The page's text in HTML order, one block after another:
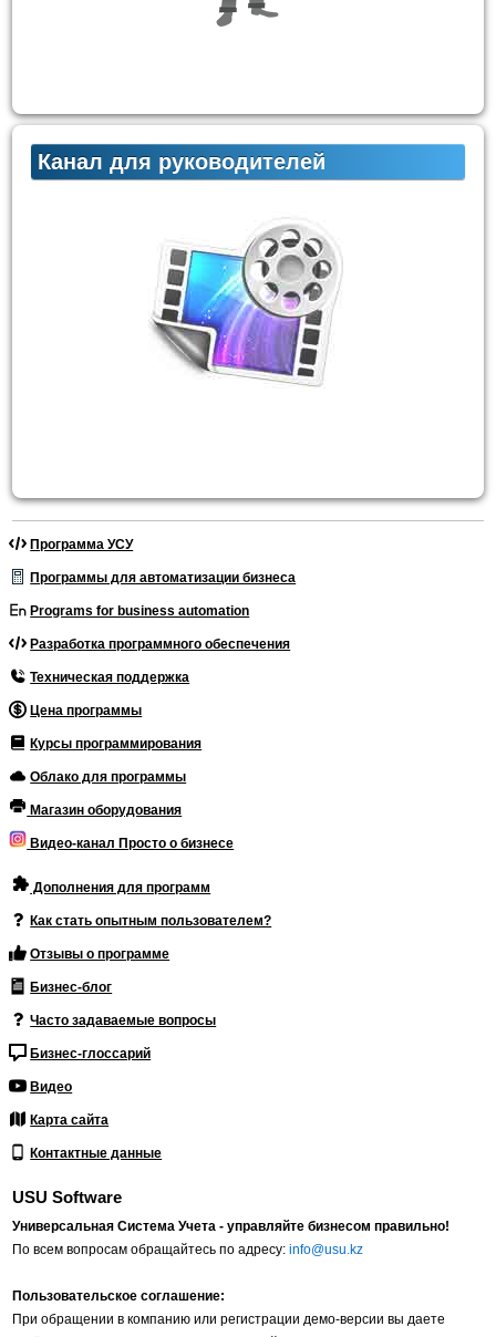
Канал для руководителей
Программа УСУ
Программы для автоматизации бизнеса
Programs for business automation
Разработка программного обеспечения
Техническая поддержка
Цена программы
Курсы программирования
Облако для программы
Магазин оборудования
Видео-канал Просто о бизнесе
Дополнения для программ
Как стать опытным пользователем?
Отзывы о программе
Бизнес-блог
Часто задаваемые вопросы
Бизнес-глоссарий
Видео
Карта сайта
Контактные данные
USU Software
Универсальная Система Учета - управляйте бизнесом правильно!
По всем вопросам обращайтесь по адресу:info@usu.kz
Пользовательское соглашение:
При обращении в компанию или регистрации демо-версии вы даете